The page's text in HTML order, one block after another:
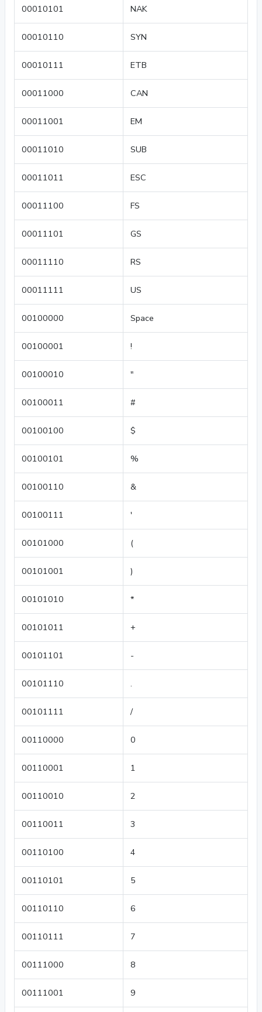
00010101 NAK
00010110 SYN
00010111 ETB
00011000 CAN
00011001 EM
00011010 SUB
00011011 ESC
00011100 FS
00011101 GS
00011110 RS
00011111 US
00100000 Space
00100001 !
00100010 "
00100011 #
00100100 $
00100101 %
00100110 &
00100111 '
00101000 (
00101001 )
00101010 *
00101011 +
00101101 -
00101110 .
00101111 /
00110000 0
00110001 1
00110010 2
00110011 3
00110100 4
00110101 5
00110110 6
00110111 7
00111000 8
00111001 9